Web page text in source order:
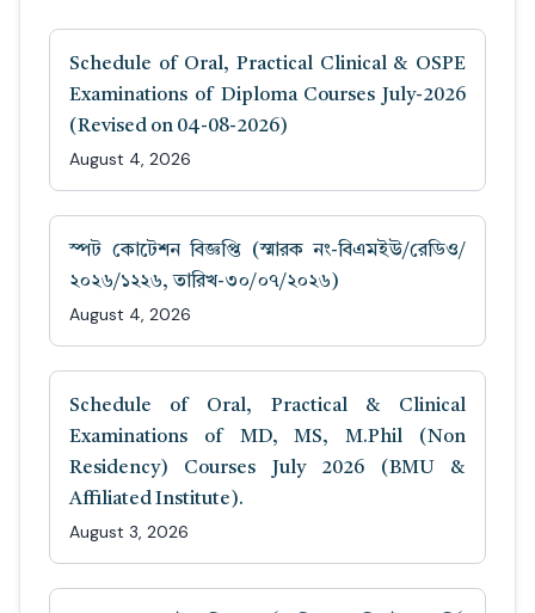
Schedule of Oral, Practical Clinical & OSPE
Examinations of Diploma Courses July-2026
(Revised on 04-08-2026)
August 4, 2026
স্পট কোটেশন বিজ্ঞপ্তি (স্মারক নং-বিএমইউ/রেডিও/
২০২৬/১২২৬, তারিখ-৩০/০৭/২০২৬)
August 4, 2026
Schedule of Oral, Practical & Clinical
Examinations of MD, MS, M.Phil (Non
Residency) Courses July 2026 (BMU &
Affiliated Institute).
August 3, 2026